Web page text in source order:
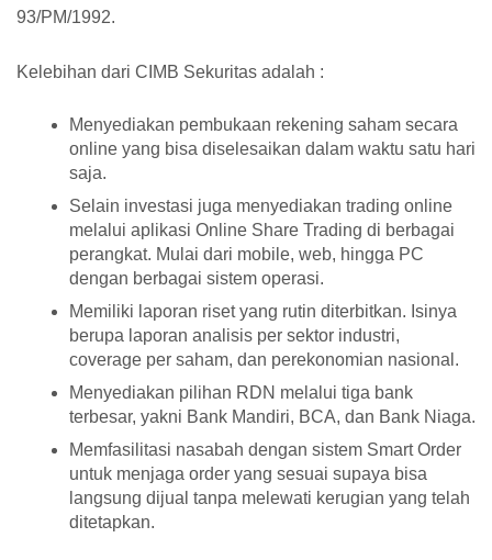
93/PM/1992.
Kelebihan dari CIMB Sekuritas adalah :
Menyediakan pembukaan rekening saham secara
online yang bisa diselesaikan dalam waktu satu hari
saja.
Selain investasi juga menyediakan trading online
melalui aplikasi Online Share Trading di berbagai
perangkat. Mulai dari mobile, web, hingga PC
dengan berbagai sistem operasi.
Memiliki laporan riset yang rutin diterbitkan. Isinya
berupa laporan analisis per sektor industri,
coverage per saham, dan perekonomian nasional.
Menyediakan pilihan RDN melalui tiga bank
terbesar, yakni Bank Mandiri, BCA, dan Bank Niaga.
Memfasilitasi nasabah dengan sistem Smart Order
untuk menjaga order yang sesuai supaya bisa
langsung dijual tanpa melewati kerugian yang telah
ditetapkan.